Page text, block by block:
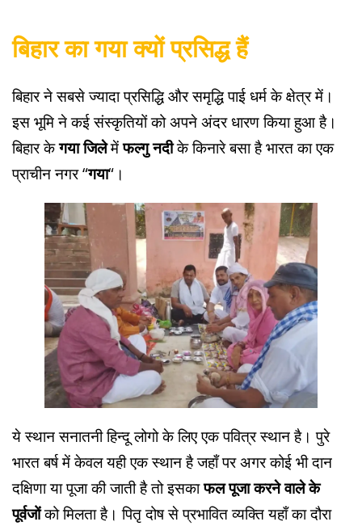
बिहार का गया क्यों प्रसिद्ध हैं
बिहार ने सबसे ज्यादा प्रसिद्धि और समृद्धि पाई धर्म के क्षेत्र में।
इस भूमि ने कई संस्कृतियों को अपने अंदर धारण किया हुआ है।
बिहार केगया जिलेमेंफल्गु नदीके किनारे बसा है भारत का एक
प्राचीन नगर “गया“।
ये स्थान सनातनी हिन्दू लोगो के लिए एक पवित्र स्थान है। पुरे
भारत बर्ष में केवल यही एक स्थान है जहाँ पर अगर कोई भी दान
दक्षिणा या पूजा की जाती है तो इसकाफल पूजा करने वाले के
पूर्वजोंको मिलता है। पितृ दोष से प्रभावित व्यक्ति यहाँ का दौरा